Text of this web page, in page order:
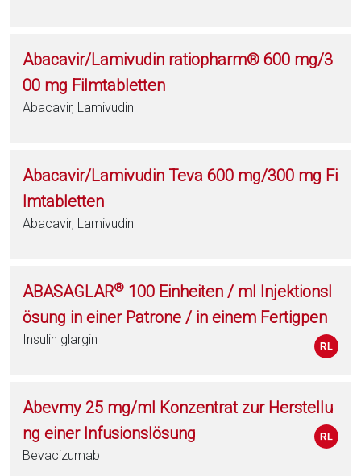
Abacavir/Lamivudin ratiopharm® 600 mg/3
00 mg Filmtabletten
Abacavir, Lamivudin
Abacavir/Lamivudin Teva 600 mg/300 mg Fi
lmtabletten
Abacavir, Lamivudin
ABASAGLAR® 100 Einheiten / ml Injektionsl
ösung in einer Patrone / in einem Fertigpen
Insulin glargin
Abevmy 25 mg/ml Konzentrat zur Herstellu
ng einer Infusionslösung
Bevacizumab